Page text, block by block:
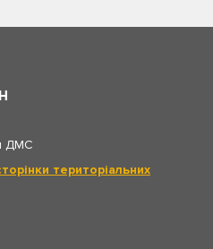
ДМС
територіальних